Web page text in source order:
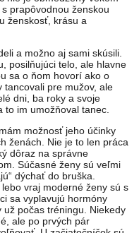
prapôvodnou ženskou
ženskosť, krásu a
a možno aj sami skúsili.
posilňujúci telo, ale hlavne
sa o ňom hovorí ako o
tancovali pre mužov, ale
dni, ba roky a svoje
im umožňoval tanec.
možnosť jeho účinky
ženách. Nie je to len práca
dôraz na správne
Súčasné ženy sú veľmi
dýchať do bruška.
vraj moderné ženy sú s
sa vyplavujú hormóny
počas tréningu. Niekedy
ale po prvých pár